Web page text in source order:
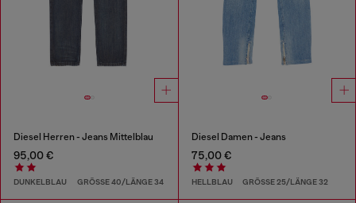
Diesel Herren - Jeans Mittelblau
95,00 €
DUNKELBLAU GRÖSSE 40/LÄNGE 34
Diesel Damen - Jeans
75,00 €
HELLBLAU GRÖSSE 25/LÄNGE 32